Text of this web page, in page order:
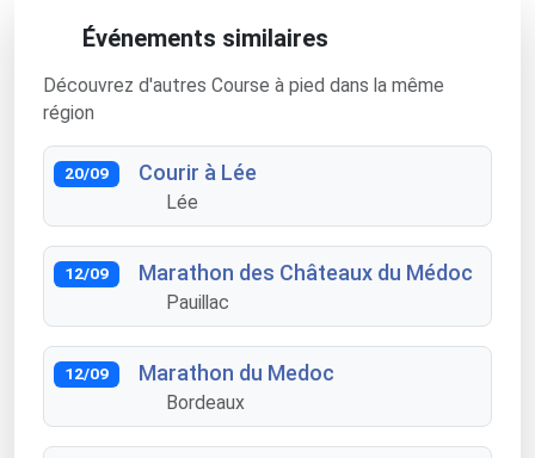
Événements similaires
Découvrez d'autres Course à pied dans la même
région
20/09 Courir à Lée
Lée
12/09 Marathon des Châteaux du Médoc
Pauillac
12/09 Marathon du Medoc
Bordeaux